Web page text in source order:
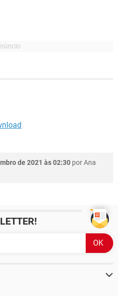
de 2021 às 02:30 porAna